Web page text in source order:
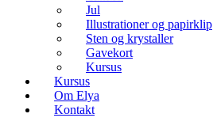
Jul
Illustrationer og papirklip
Sten og krystaller
Gavekort
Kursus
Kursus
Om Elya
Kontakt